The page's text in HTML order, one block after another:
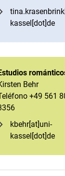
kassel[dot]de
Behr
+49 561
kbehr[at]uni-
kassel[dot]de